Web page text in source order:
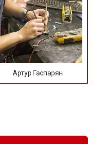
Артур Гаспарян